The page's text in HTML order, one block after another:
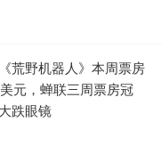
没有很惊艳人，但特
是演员的镜头，特效
足了悬念。
荒野机器人》本周票房
元，蝉联三周票房冠
跌眼镜